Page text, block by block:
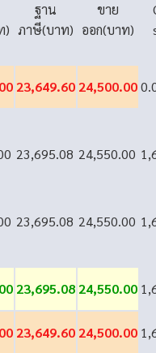
)
ฐาน
ภาษี(บาท)
ขาย
ออก(บาท)
23,649.60 24,500.00
23,695.08 24,550.00
23,695.08 24,550.00
23,695.08 24,550.00
23,649.60 24,500.00